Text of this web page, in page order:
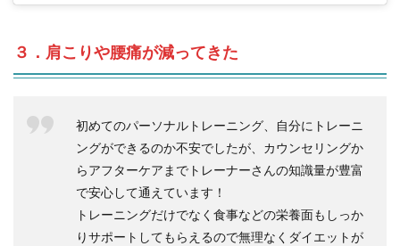
３．肩こりや腰痛が減ってきた
初めてのパーソナルトレーニング、自分にトレーニ
ングができるのか不安でしたが、カウンセリングか
らアフターケアまでトレーナーさんの知識量が豊富
で安心して通えています！
トレーニングだけでなく食事などの栄養面もしっか
りサポートしてもらえるので無理なくダイエットが